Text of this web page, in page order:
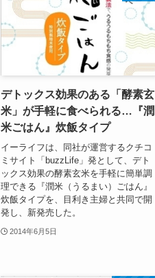
デトックス効果のある「酵素玄
米」が手軽に食べられる…『潤
米ごはん』炊飯タイプ
イーライフは、同社が運営するクチコ
ミサイト「buzzLife」発として、デト
ックス効果の酵素玄米を手軽に簡単調
理できる『潤米（うるまい）ごはん』
炊飯タイプを、目利き主婦と共同で開
発し、新発売した。
2014年6月5日